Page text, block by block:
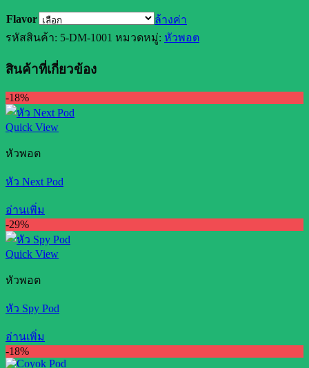
Flavor
ล้างค่า
รหัสสินค้า: 5-DM-1001 หมวดหมู่: หัวพอต
สินค้าที่เกี่ยวข้อง
-18%
Quick View
หัวพอต
หัว Next Pod
อ่านเพิ่ม
-29%
Quick View
หัวพอต
หัว Spy Pod
อ่านเพิ่ม
-18%